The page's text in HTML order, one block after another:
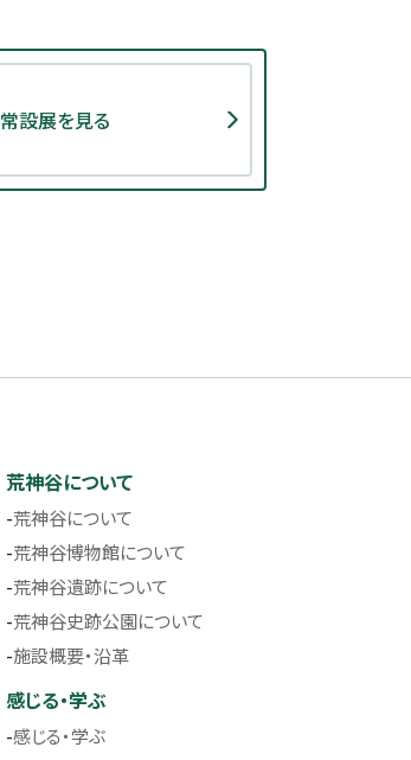
常設展を見る
荒神谷について
荒神谷について
荒神谷博物館について
荒神谷遺跡について
荒神谷史跡公園について
施設概要・沿革
感じる・学ぶ
感じる・学ぶ